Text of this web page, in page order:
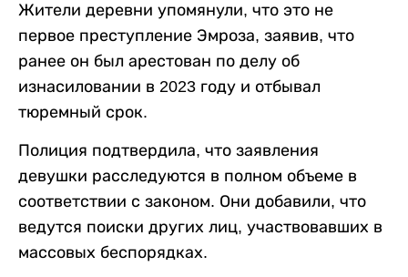
Жители деревни упомянули, что это не
первое преступление Эмроза, заявив, что
ранее он был арестован по делу об
изнасиловании в 2023 году и отбывал
тюремный срок.
Полиция подтвердила, что заявления
девушки расследуются в полном объеме в
соответствии с законом. Они добавили, что
ведутся поиски других лиц, участвовавших в
массовых беспорядках.